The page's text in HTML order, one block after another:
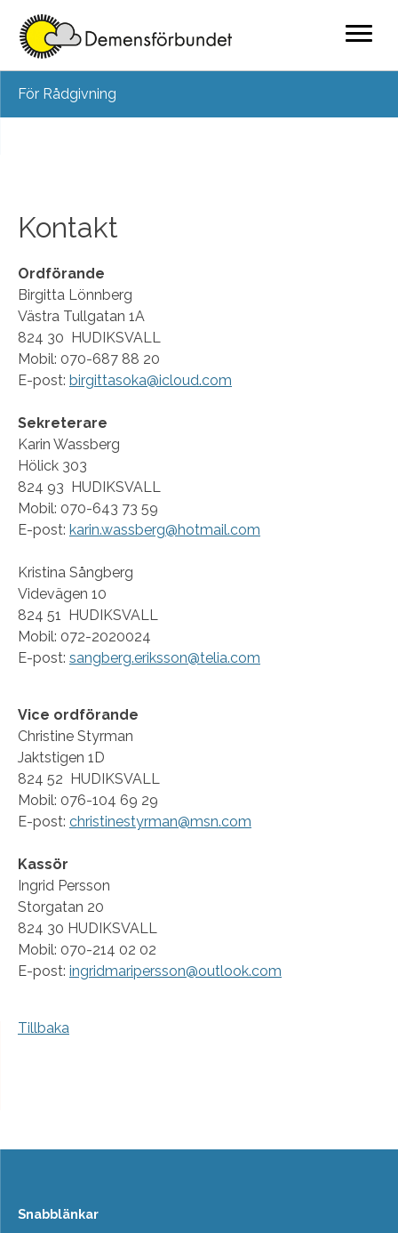
content
För Rådgivning
Kontakt
Ordförande
Birgitta Lönnberg
Västra Tullgatan 1A
824 30 HUDIKSVALL
Mobil: 070-687 88 20
E-post: birgittasoka@icloud.com
Sekreterare
Karin Wassberg
Hölick 303
824 93 HUDIKSVALL
Mobil: 070-643 73 59
E-post: karin.wassberg@hotmail.com
Kristina Sångberg
Videvägen 10
824 51 HUDIKSVALL
Mobil: 072-2020024
E-post: sangberg.eriksson@telia.com
Vice ordförande
Christine Styrman
Jaktstigen 1D
824 52 HUDIKSVALL
Mobil: 076-104 69 29
E-post: christinestyrman@msn.com
Kassör
Ingrid Persson
Storgatan 20
824 30 HUDIKSVALL
Mobil: 070-214 02 02
E-post: ingridmaripersson@outlook.com
Tillbaka
Snabblänkar